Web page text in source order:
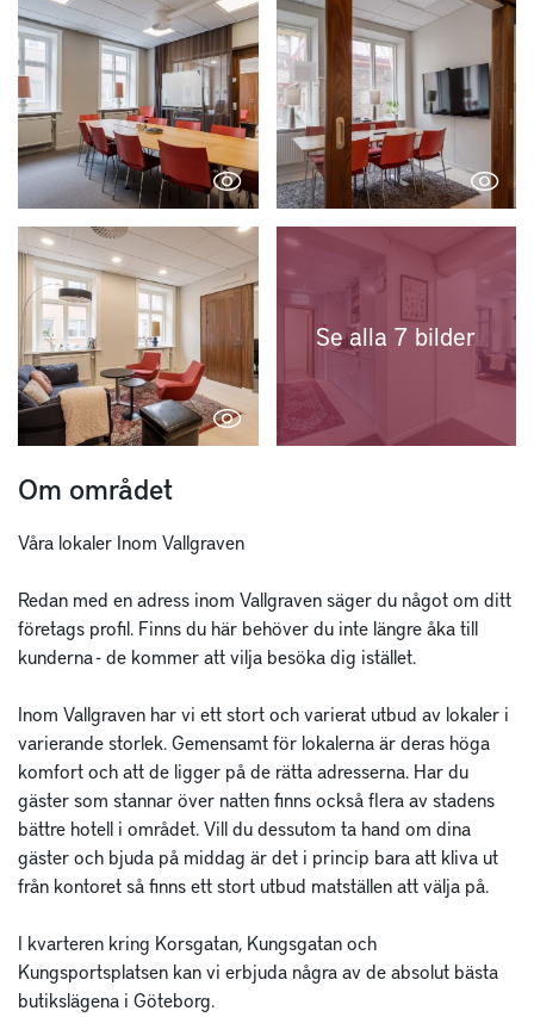
Se alla 7 bilder
Om området
Våra lokaler Inom Vallgraven
Redan med en adress inom Vallgraven säger du något om ditt
företags profil. Finns du här behöver du inte längre åka till
kunderna - de kommer att vilja besöka dig istället.
Inom Vallgraven har vi ett stort och varierat utbud av lokaler i
varierande storlek. Gemensamt för lokalerna är deras höga
komfort och att de ligger på de rätta adresserna. Har du
gäster som stannar över natten finns också flera av stadens
bättre hotell i området. Vill du dessutom ta hand om dina
gäster och bjuda på middag är det i princip bara att kliva ut
från kontoret så finns ett stort utbud matställen att välja på.
I kvarteren kring Korsgatan, Kungsgatan och
Kungsportsplatsen kan vi erbjuda några av de absolut bästa
butikslägena i Göteborg.